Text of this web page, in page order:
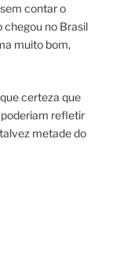
contar o
chegou no Brasil
muito bom,
certeza que
refletir
metade do